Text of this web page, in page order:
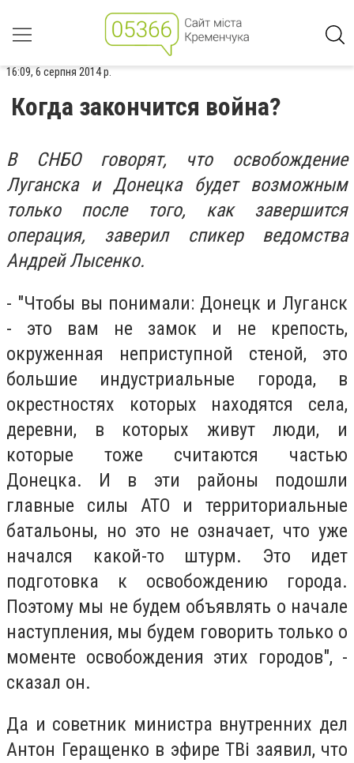
16:09, 6 серпня 2014 р.
Когда закончится война?
В СНБО говорят, что освобождение
Луганска и Донецка будет возможным
только после того, как завершится
операция, заверил спикер ведомства
Андрей Лысенко.
- "Чтобы вы понимали: Донецк и Луганск
- это вам не замок и не крепость,
окруженная неприступной стеной, это
большие индустриальные города, в
окрестностях которых находятся села,
деревни, в которых живут люди, и
которые тоже считаются частью
Донецка. И в эти районы подошли
главные силы АТО и территориальные
батальоны, но это не означает, что уже
начался какой-то штурм. Это идет
подготовка к освобождению города.
Поэтому мы не будем объявлять о начале
наступления, мы будем говорить только о
моменте освобождения этих городов", -
сказал он.
Да и советник министра внутренних дел
Антон Геращенко в эфире ТВі заявил, что